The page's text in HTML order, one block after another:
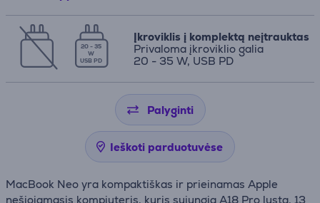
20 - 35
W
USB PD
Įkroviklis į komplektą neįtrauktas
Privaloma įkroviklio galia
20 - 35 W, USB PD
Palyginti
Ieškoti parduotuvėse
MacBook Neo yra kompaktiškas ir prieinamas Apple
nešiojamasis kompiuteris, kuris sujungia A18 Pro lustą, 13